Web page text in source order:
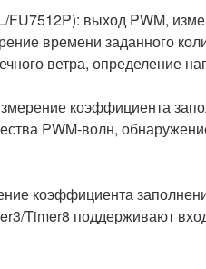
FU7512P): выход PWM,
времени заданного
ветра, определение
коэффициента
PWM-волн,
коэффициента
Timer8 поддерживают